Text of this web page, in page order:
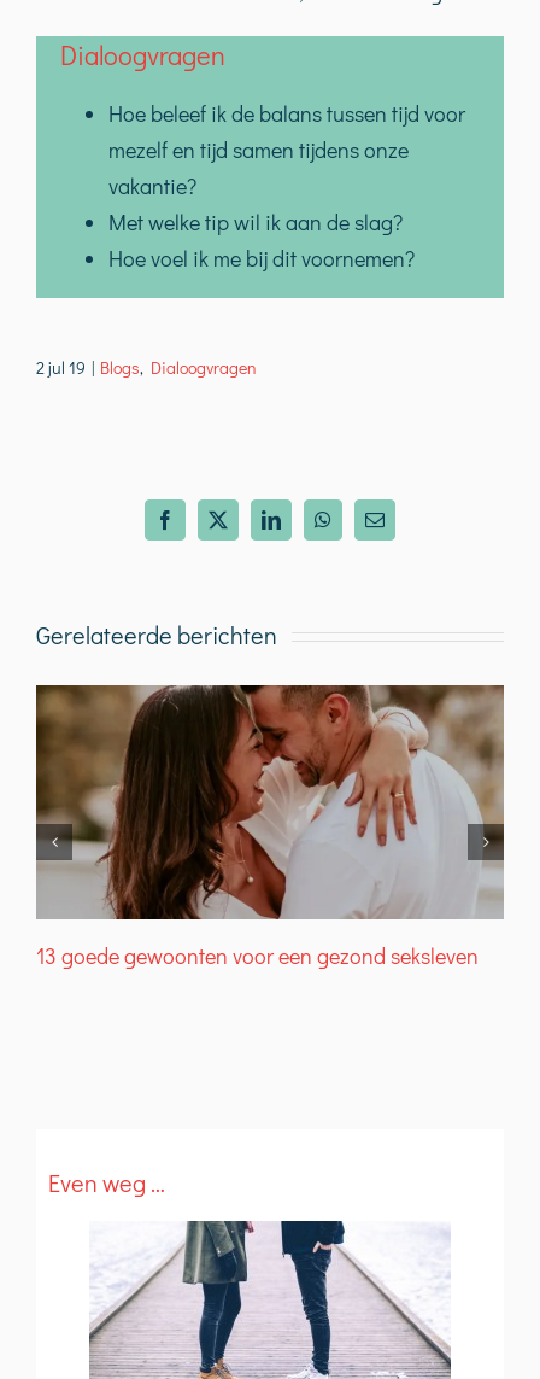
Dialoogvragen
Hoe beleef ik de balans tussen tijd voor
mezelf en tijd samen tijdens onze
vakantie?
Met welke tip wil ik aan de slag?
Hoe voel ik me bij dit voornemen?
2 jul 19 | Blogs, Dialoogvragen
Facebook
X LinkedInWhatsApp
E-
mail
Gerelateerde berichten
13 goede gewoonten voor een gezond seksleven
Even weg …